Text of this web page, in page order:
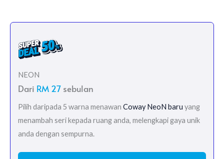
NEON
Dari RM 27 sebulan
Pilih daripada 5 warna menawan Coway NeoN baru yang
menambah seri kepada ruang anda, melengkapi gaya unik
anda dengan sempurna.